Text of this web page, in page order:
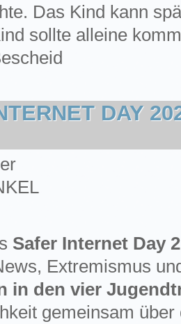
Das Kind kann
sollte alleine
DAY
Safer Internet Day
Extremismus
in den vier
gemeinsam